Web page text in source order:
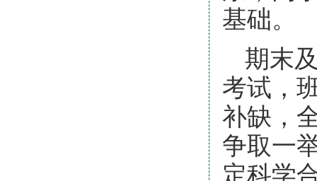
基础。
期末
考试，
补缺，
争取一
定科学